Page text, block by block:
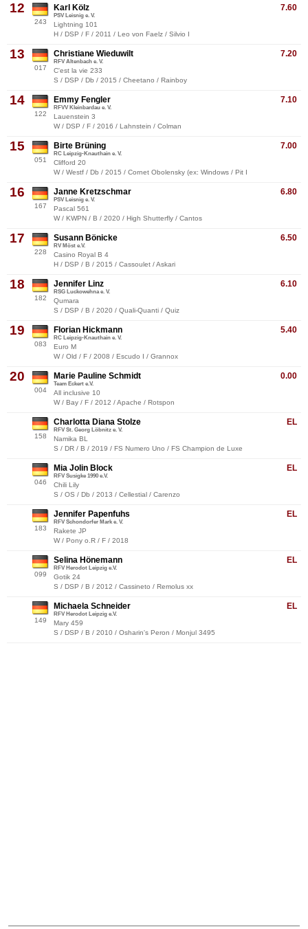
12
243
7.60
Karl Kölz
PSV Leisnig e. V.
Lightning 101
H / DSP / F / 2011 / Leo von Faelz / Silvio I
13
017
7.20
Christiane Wieduwilt
RFV Altenbach e. V.
C'est la vie 233
S / DSP / Db / 2015 / Cheetano / Rainboy
14
122
7.10
Emmy Fengler
RFVV Kleinbardau e. V.
Lauenstein 3
W / DSP / F / 2016 / Lahnstein / Colman
15
051
7.00
Birte Brüning
RC Leipzig-Knauthain e. V.
Clifford 20
W / Westf / Db / 2015 / Cornet Obolensky (ex: Windows / Pit I
16
167
6.80
Janne Kretzschmar
PSV Leisnig e. V.
Pascal 561
W / KWPN / B / 2020 / High Shutterfly / Cantos
17
228
6.50
Susann Bönicke
RV Möst e.V.
Casino Royal B 4
H / DSP / B / 2015 / Cassoulet / Askari
18
182
6.10
Jennifer Linz
RSG Luckowehna e. V.
Qumara
S / DSP / B / 2020 / Quali-Quanti / Quiz
19
083
5.40
Florian Hickmann
RC Leipzig-Knauthain e. V.
Euro M
W / Old / F / 2008 / Escudo I / Grannox
20
004
0.00
Marie Pauline Schmidt
Team Eckert e.V.
All inclusive 10
W / Bay / F / 2012 / Apache / Rotspon
158
EL
Charlotta Diana Stolze
RFV St. Georg Löbnitz e. V.
Namika BL
S / DR / B / 2019 / FS Numero Uno / FS Champion de Luxe
046
EL
Mia Jolin Block
RFV Susigke 1990 e.V.
Chili Lily
S / OS / Db / 2013 / Cellestial / Carenzo
183
EL
Jennifer Papenfuhs
RFV Schondorfer Mark e. V.
Rakete JP
W / Pony o.R / F / 2018
099
EL
Selina Hönemann
RFV Herodot Leipzig e.V.
Gotik 24
S / DSP / B / 2012 / Cassineto / Remolus xx
149
EL
Michaela Schneider
RFV Herodot Leipzig e.V.
Mary 459
S / DSP / B / 2010 / Osharin's Peron / Monjul 3495